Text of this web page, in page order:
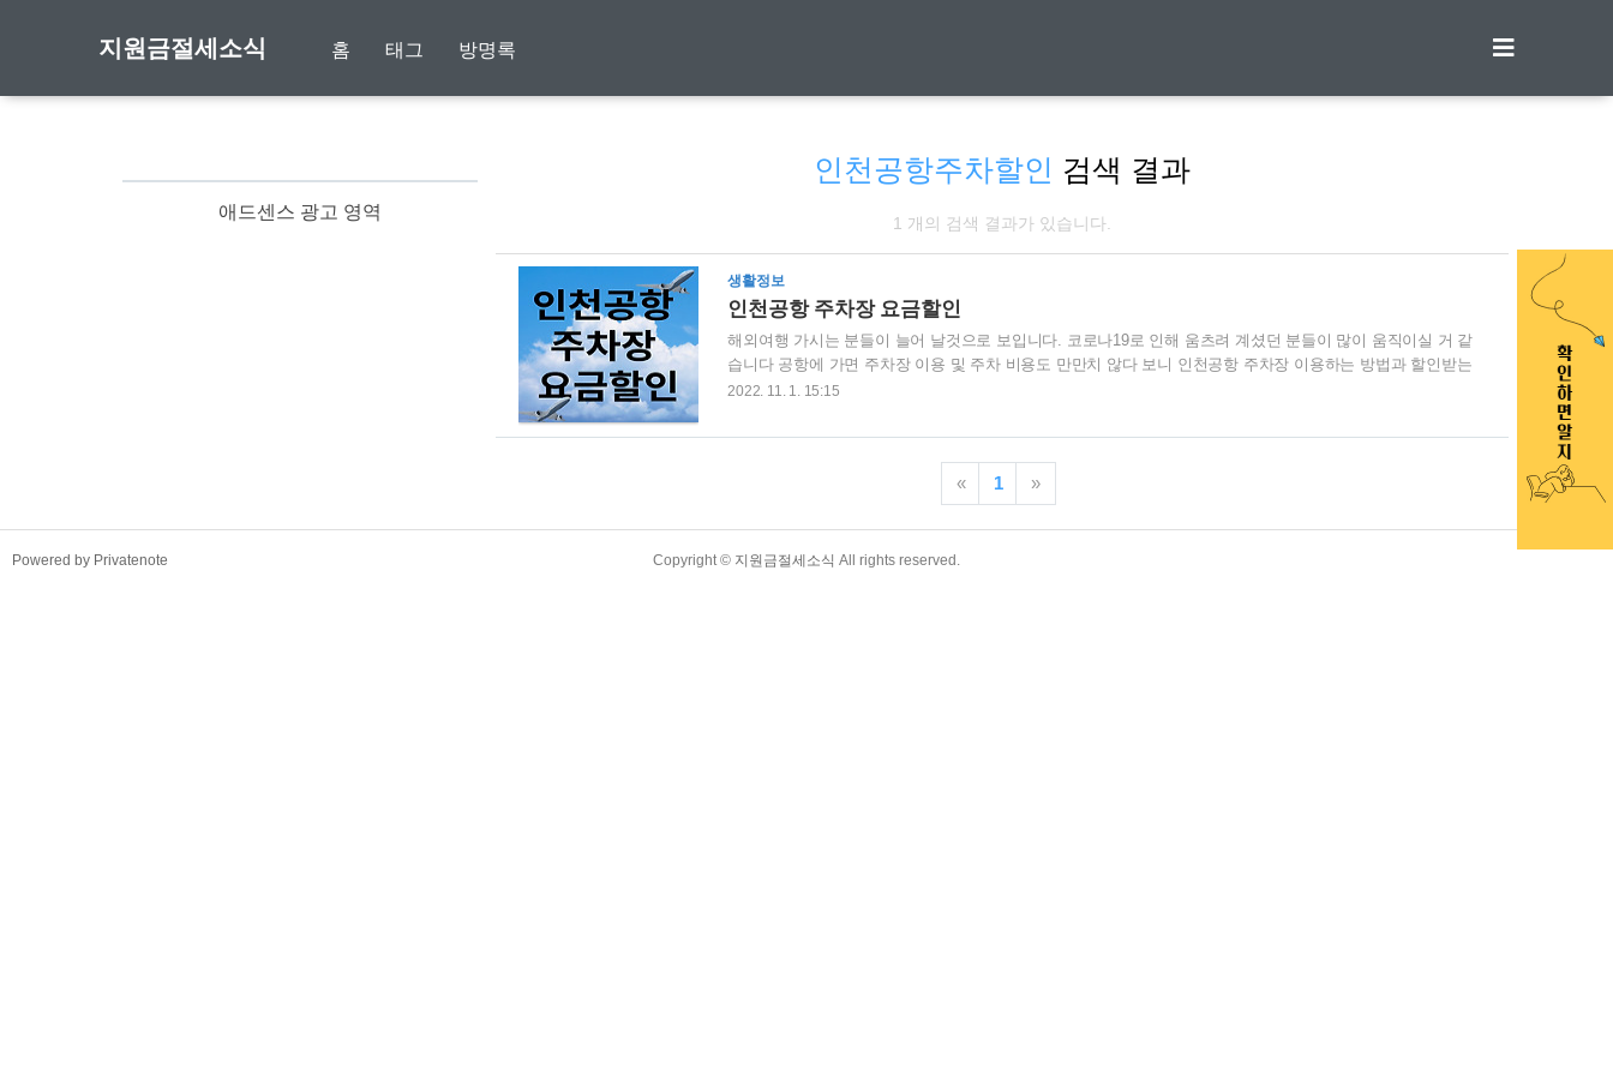
지원금절세소식 홈 태그 방명록
인천공항주차할인 검색 결과
1 개의 검색 결과가 있습니다.
생활정보
인천공항 주차장 요금할인
해외여행 가시는 분들이 늘어 날것으로 보입니다. 코로나19로 인해 움츠려 계셨던 분들이 많이 움직이실 거 같
습니다 공항에 가면 주차장 이용 및 주차 비용도 만만치 않다 보니 인천공항 주차장 이용하는 방법과 할인받는
방법에 대해서 아래 내용을 보시면 도움이 되실 겁니다. 면세한도 상향 조정 초과 신고방법 하늘길이 열리면서
면세한도 상향 조정 초과 신고방법에 대해서 아래의 내용을 보 gold1115.com 1. 인천공항 주차요금 ✅ 소형차 기
준 주차요금 단기주차장 기본 30분 1,200원 추가 15분 600원 1일 24,000원입니다. 장기주차장 시간당 1,000원 1
일 9,000원입니다.(제1여객터미널..
2022. 11. 1. 15:15
« 1 »
애드센스 광고 영역
Powered by Privatenote Copyright © 지원금절세소식 All rights reserved.
TistoryWhaleSkin3.4